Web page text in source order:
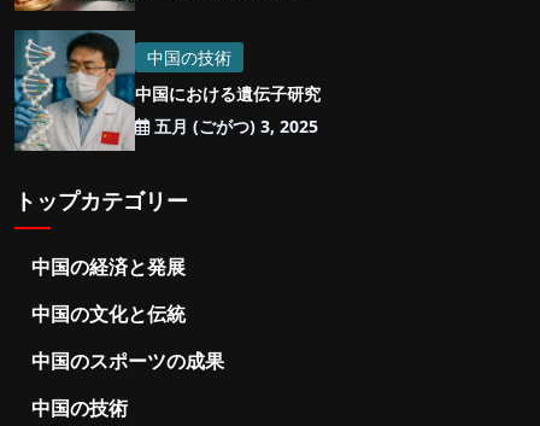
中国の技術
中国における遺伝子研究
五月 (ごがつ) 3, 2025
トップカテゴリー
中国の経済と発展
中国の文化と伝統
中国のスポーツの成果
中国の技術